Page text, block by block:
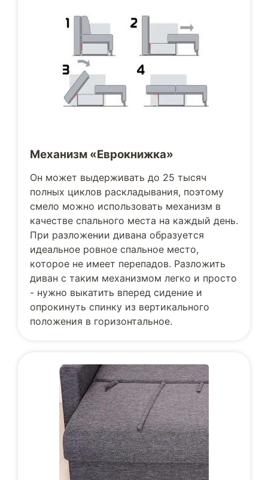
Механизм «Еврокнижка»
Он может выдерживать до 25 тысяч
полных циклов раскладывания, поэтому
смело можно использовать механизм в
качестве спального места на каждый день.
При разложении дивана образуется
идеальное ровное спальное место,
которое не имеет перепадов. Разложить
диван с таким механизмом легко и просто
- нужно выкатить вперед сидение и
опрокинуть спинку из вертикального
положения в горизонтальное.